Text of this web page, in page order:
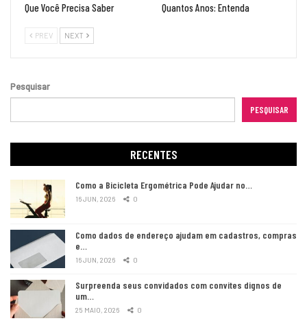
Que Você Precisa Saber
Quantos Anos: Entenda
PREV NEXT
Pesquisar
PESQUISAR
RECENTES
Como a Bicicleta Ergométrica Pode Ajudar no…
16 JUN, 2026 0
Como dados de endereço ajudam em cadastros, compras
e…
16 JUN, 2026 0
Surpreenda seus convidados com convites dignos de
um…
25 MAIO, 2026 0